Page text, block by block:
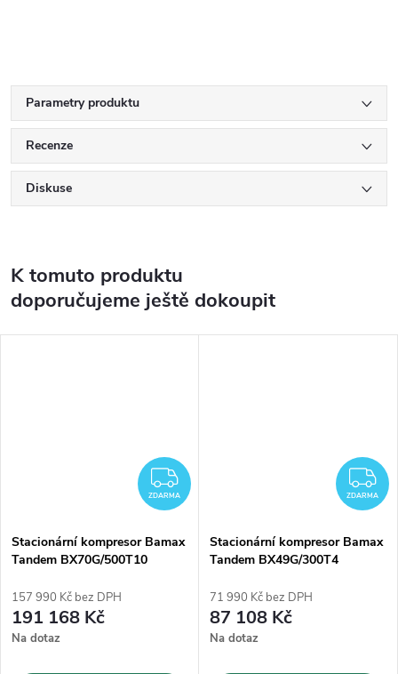
Parametry produktu
Recenze
Diskuse
K tomuto produktu
doporučujeme ještě dokoupit
ZDARMA
ZDARMA
Stacionární kompresor Bamax
Tandem BX70G/500T10
157 990 Kč bez DPH
191 168 Kč
Na dotaz
ZDARMA
Stacionární kompresor Bamax
Tandem BX49G/300T4
71 990 Kč bez DPH
87 108 Kč
Na dotaz